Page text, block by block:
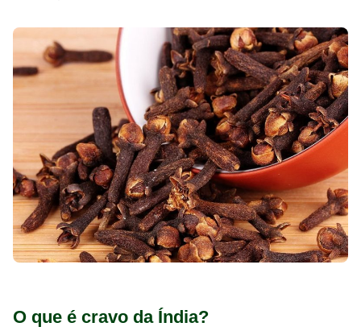
O que é cravo da Índia?